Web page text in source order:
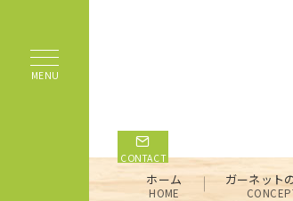
CONTACT
ホーム
HOME
ガーネット
MENU